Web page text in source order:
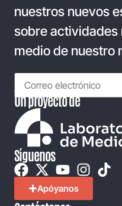
nuestros nuevos
sobre actividades
medio de nuestro
Un proyecto de
Síguenos
Apóyanos